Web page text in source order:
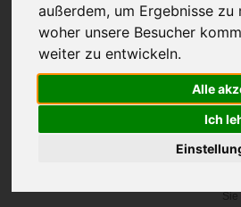
außerdem, um Ergebnisse zu
woher unsere Besucher
weiter zu entwickeln.
Alle
Ich
die
ist
Sie